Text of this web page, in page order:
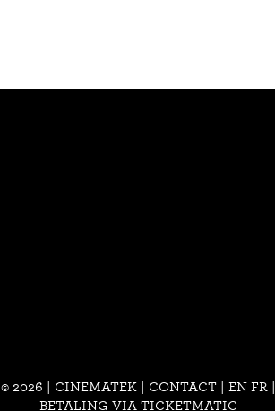
© 2026 | CINEMATEK | CONTACT| EN FR
BETALING VIA TICKETMATIC